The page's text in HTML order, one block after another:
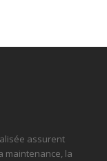
assurent
maintenance, la